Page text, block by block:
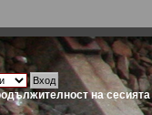
на сесията